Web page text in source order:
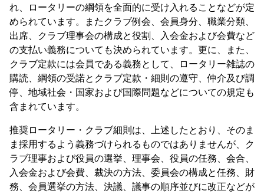
れ、ロータリーの綱領を全面的に受け入れることなどが定
められています。またクラブ例会、会員身分、職業分類、
出席、クラブ理事会の構成と役割、入会金および会費など
の支払い義務についても決められています。更に、また、
クラブ定款には会員である義務として、ロータリー雑誌の
購読、綱領の受諾とクラブ定款・細則の遵守、仲介及び調
停、地域社会・国家および国際問題などについての規定も
含まれています。
推奨ロータリー・クラブ細則は、上述したとおり、そのま
ま採用するよう義務づけられるものではありませんが、ク
ラブ理事および役員の選挙、理事会、役員の任務、会合、
入会金および会費、裁決の方法、委員会の構成と任務、財
務、会員選挙の方法、決議、議事の順序並びに改正などが